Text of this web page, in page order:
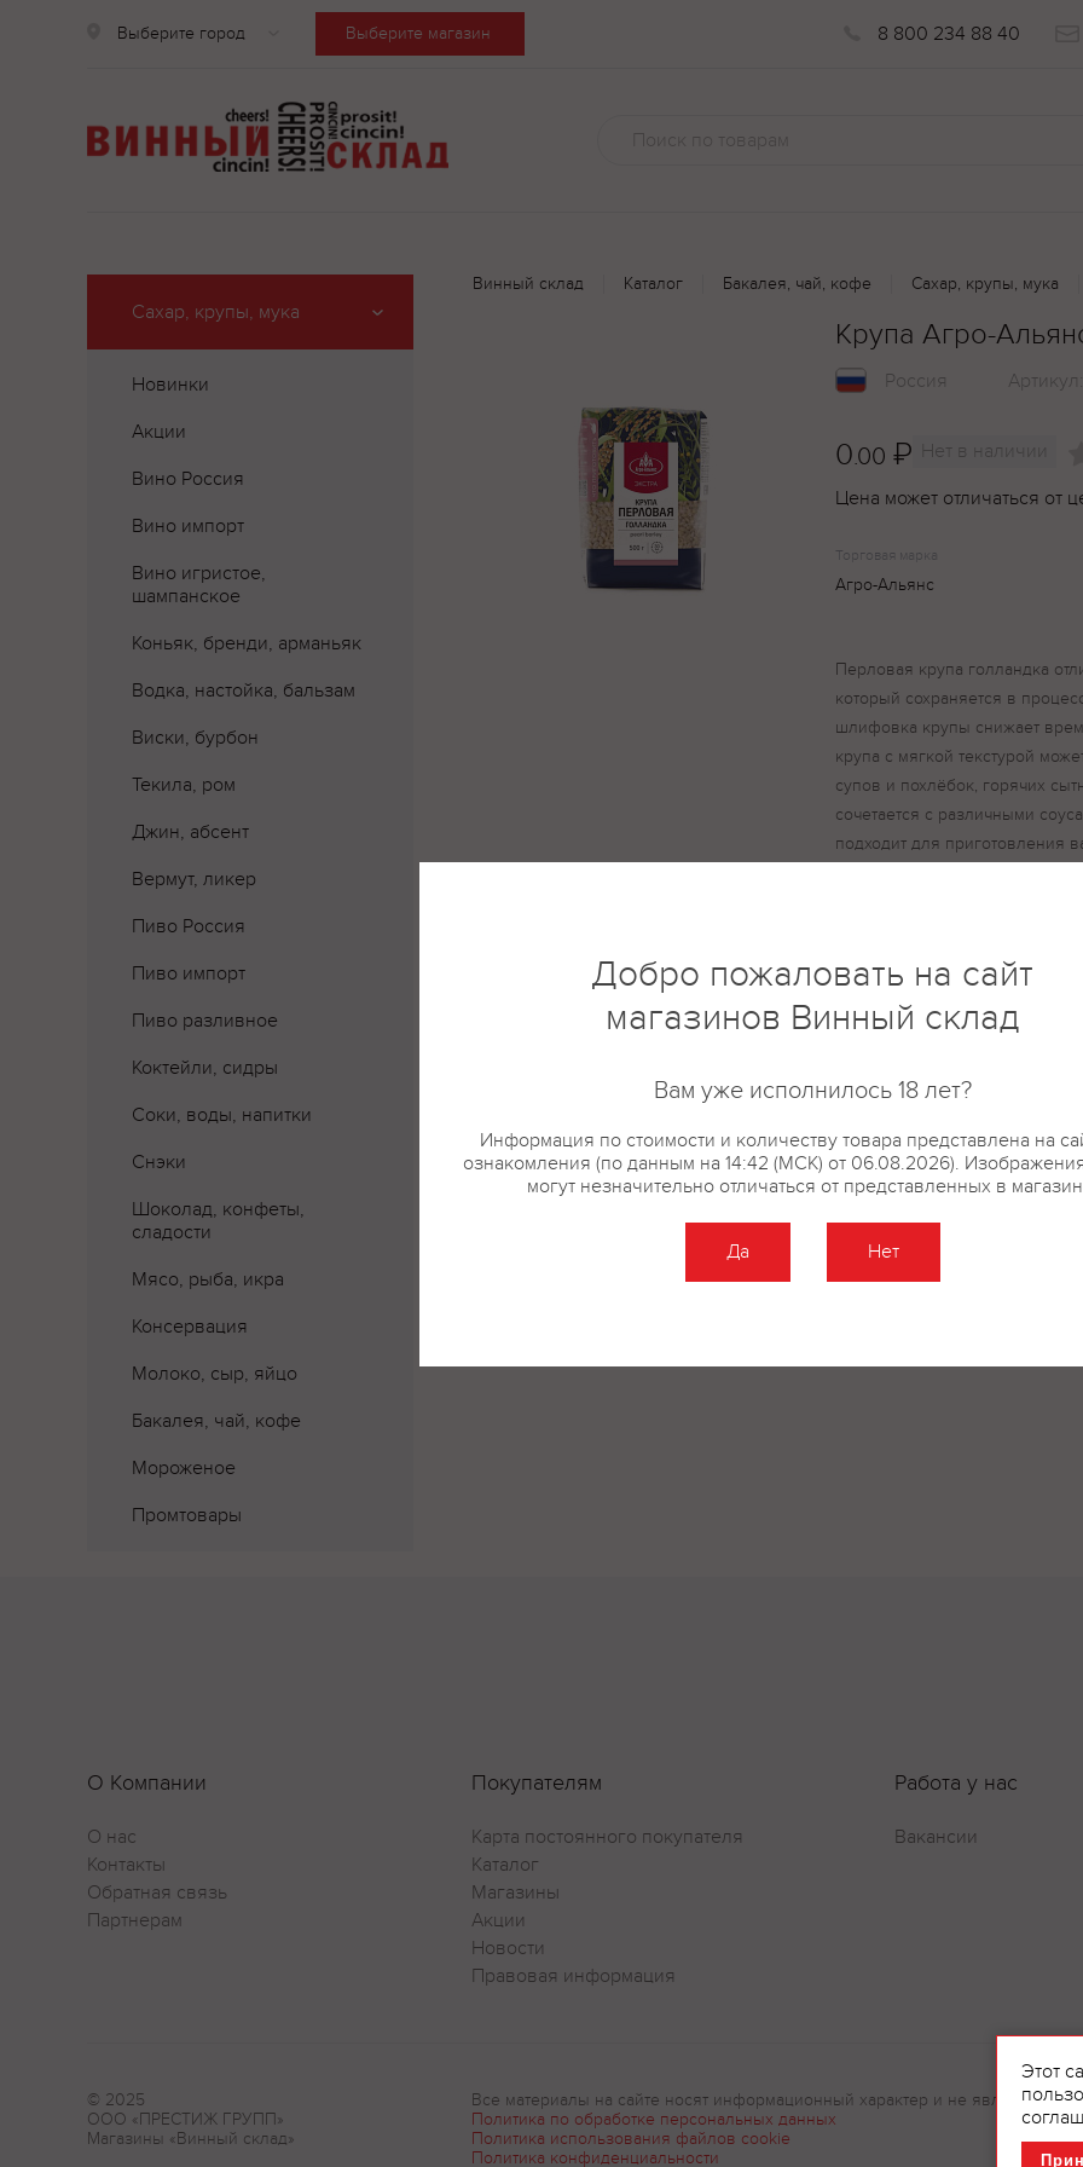
Выберите город Выберите магазин 8 800 234 88 40
Сахар, крупы, мука
Новинки
Акции
Вино Россия
Вино импорт
Вино игристое,
шампанское
Коньяк, бренди, арманьяк
Водка, настойка, бальзам
Виски, бурбон
Текила, ром
Джин, абсент
Вермут, ликер
Пиво Россия
Пиво импорт
Пиво разливное
Коктейли, сидры
Соки, воды, напитки
Снэки
Шоколад, конфеты,
сладости
Мясо, рыба, икра
Консервация
Молоко, сыр, яйцо
Бакалея, чай, кофе
Мороженое
Промтовары
Винный склад Каталог Бакалея, чай, кофе Сахар, крупы, мука
Крупа Агро-
Россия Артикул:
0.00 ₽ Нет в наличии
Цена может отличаться от
Торговая марка
Агро-Альянс
Перловая крупа голландка
который сохраняется в
шлифовка крупы снижает
крупа с мягкой текстурой
супов и похлёбок, горячих
сочетается с различными
подходит для приготовления
– перлотто. Крупа перловая
О Компании
О нас
Контакты
Обратная связь
Партнерам
Покупателям
Карта постоянного покупателя
Каталог
Магазины
Акции
Новости
Правовая информация
Работа у нас
Вакансии
© 2025
ООО «ПРЕСТИЖ ГРУПП»
Магазины «Винный склад»
Все материалы на сайте носят информационный характер и не являются
Политика по обработке персональных данных
Политика использования файлов cookie
Политика конфиденциальности
Этот
Добро пожаловать на сайт
магазинов Винный склад
Вам уже исполнилось 18 лет?
Информация по стоимости и количеству товара представлена на
ознакомления (по данным на 14:42 (МСК) от 06.08.2026).
могут незначительно отличаться от представленных в
Да Нет